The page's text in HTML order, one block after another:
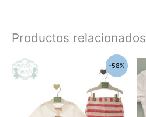
Productos relacionados
-58%
59,95€.25,00€.
Este
producto
tiene
múltiples